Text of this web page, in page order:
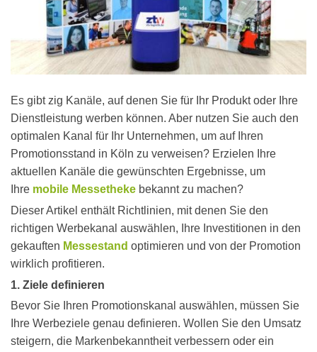
Es gibt zig Kanäle, auf denen Sie für Ihr Produkt oder Ihre
Dienstleistung werben können. Aber nutzen Sie auch den
optimalen Kanal für Ihr Unternehmen, um auf Ihren
Promotionsstand in Köln zu verweisen? Erzielen Ihre
aktuellen Kanäle die gewünschten Ergebnisse, um
Ihre mobile Messetheke bekannt zu machen?
Dieser Artikel enthält Richtlinien, mit denen Sie den
richtigen Werbekanal auswählen, Ihre Investitionen in den
gekauften Messestand optimieren und von der Promotion
wirklich profitieren.
1. Ziele definieren
Bevor Sie Ihren Promotionskanal auswählen, müssen Sie
Ihre Werbeziele genau definieren. Wollen Sie den Umsatz
steigern, die Markenbekanntheit verbessern oder ein